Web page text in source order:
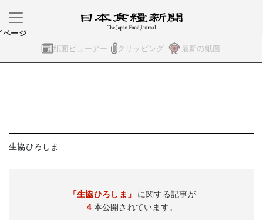
紙面ビューアー クリッピング 最新の紙面
ページ
生協ひろしま
「生協ひろしま」
に関する記事が
4 本公開されています。